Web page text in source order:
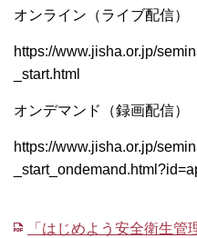
オンライン（ライブ配信）
https://www.jisha.or.jp/
_start.html
オンデマンド（録画配信）
https://www.jisha.or.jp/
「はじめよう安全衛生管